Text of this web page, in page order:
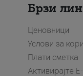
Брзи
Ценовници
Услови за
Плати сметка
Активирајте